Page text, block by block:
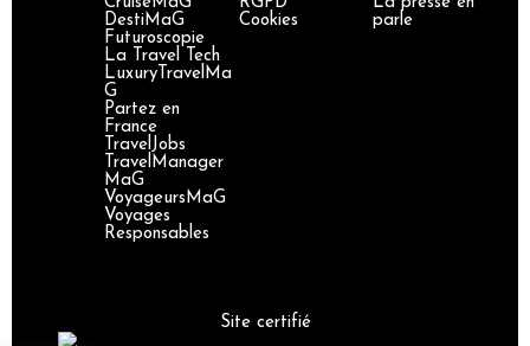
DestiMaG
Futuroscopie
La Travel Tech
LuxuryTravelMa
G
Partez en
France
TravelJobs
TravelManager
MaG
VoyageursMaG
Voyages
Responsables
Cookies
parle
Site certifié